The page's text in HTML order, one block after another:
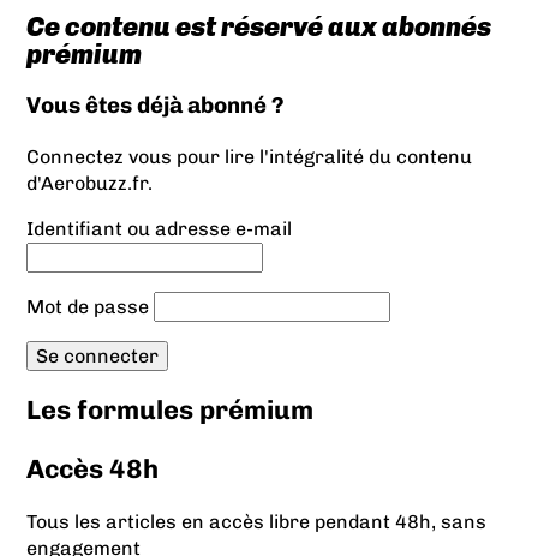
Ce contenu est réservé aux abonnés
prémium
Vous êtes déjà abonné ?
Connectez vous pour lire l'intégralité du contenu
d'Aerobuzz.fr.
Identifiant ou adresse e-mail
Mot de passe
Les formules prémium
Accès 48h
Tous les articles en accès libre pendant 48h, sans
engagement